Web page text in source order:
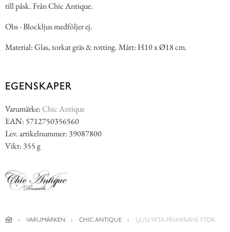
till påsk. Från Chic Antique.
Obs - Blockljus medföljer ej.
Material: Glas, torkat gräs & rotting. Mått: H10 x Ø18 cm.
EGENSKAPER
Varumärke:Chic Antique
EAN: 5712750356560
Lev. artikelnummer: 39087800
Vikt: 355 g
VARUMÄRKEN CHIC ANTIQUE LJUSLYKTA PÅSKKRANS STOR